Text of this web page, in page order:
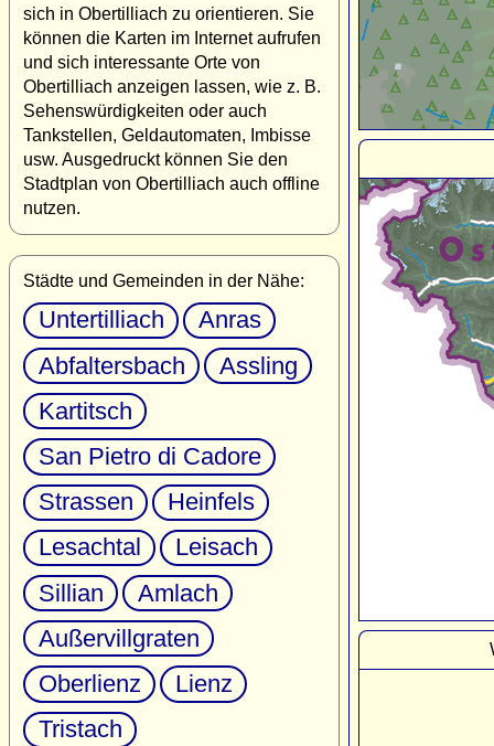
sich in Obertilliach zu orientieren. Sie
können die Karten im Internet aufrufen
und sich interessante Orte von
Obertilliach anzeigen lassen, wie z. B.
Sehenswürdigkeiten oder auch
Tankstellen, Geldautomaten, Imbisse
usw. Ausgedruckt können Sie den
Stadtplan von Obertilliach auch offline
nutzen.
Städte und Gemeinden in der Nähe:
Untertilliach
Anras
Abfaltersbach
Assling
Kartitsch
San Pietro di Cadore
Strassen
Heinfels
Lesachtal
Leisach
Sillian
Amlach
Außervillgraten
Oberlienz
Lienz
Tristach